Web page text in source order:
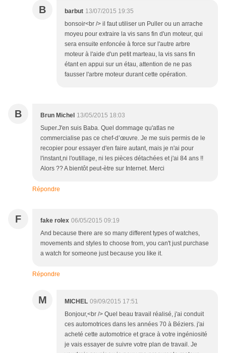
B barbut 13/07/2015 19:35
bonsoir<br /> il faut utiliser un Puller ou un arrache
moyeu pour extraire la vis sans fin d'un moteur, qui
sera ensuite enfoncée à force sur l'autre arbre
moteur à l'aide d'un petit marteau, la vis sans fin
étant en appui sur un étau, attention de ne pas
fausser l'arbre moteur durant cette opération.
B Brun Michel 13/05/2015 18:03
Super.J'en suis Baba. Quel dommage qu'atlas ne
commercialise pas ce chef-d’œuvre. Je me suis permis de le
recopier pour essayer d'en faire autant, mais je n'ai pour
l'instant,ni l'outillage, ni les pièces détachées et j'ai 84 ans !!
Alors ?? A bientôt peut-ètre sur Internet. Merci
Répondre
F fake rolex 06/05/2015 09:19
And because there are so many different types of watches,
movements and styles to choose from, you can't just purchase
a watch for someone just because you like it.
Répondre
M MICHEL 09/09/2015 17:51
Bonjour,<br /> Quel beau travail réalisé, j'ai conduit
ces automotrices dans les années 70 à Béziers. j'ai
acheté cette automotrice et grace à votre ingéniosité
je vais essayer de suivre votre plan de travail. Je